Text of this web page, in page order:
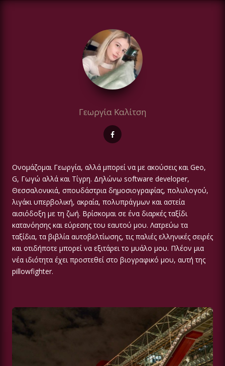
Γεωργία Καλίτση
Ονoμάζομαι Γεωργία, αλλά μπορεί να με ακούσεις και Geo,
G, Γωγώ αλλά και Tίγρη. Δηλώνω software developer,
Θεσσαλονικιά, σπουδάστρια δημοσιογραφίας, πολυλογού,
λιγάκι υπερβολική, ακραία, πολυπράγμων και αστεία
αισιόδοξη με τη ζωή. Βρίσκομαι σε ένα διαρκές ταξίδι
κατανόησης και εύρεσης του εαυτού μου. Λατρεύω τα
ταξίδια, τα βιβλία αυτοβελτίωσης, τις παλιές ελληνικές σειρές
και οτιδήποτε μπορεί να εξιτάρει το μυάλο μου. Πλέον μια
νέα ιδιότητα έχει προστεθεί στο βιογραφικό μου, αυτή της
pillowfighter.